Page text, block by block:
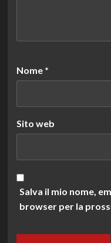
Nome *
Sito web
Salva il mio nome,
browser per la